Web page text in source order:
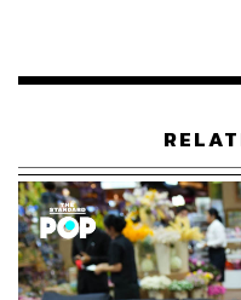
ขณะเดียวกัน โยชิทาเกะย้
Uniqlo จะเปิดสาขาให้มา
ที่จะเปิด โดยบอกแต่เพียง
โดยจะให้ความสำคัญเท่า
และโรดไซด์สโตร์